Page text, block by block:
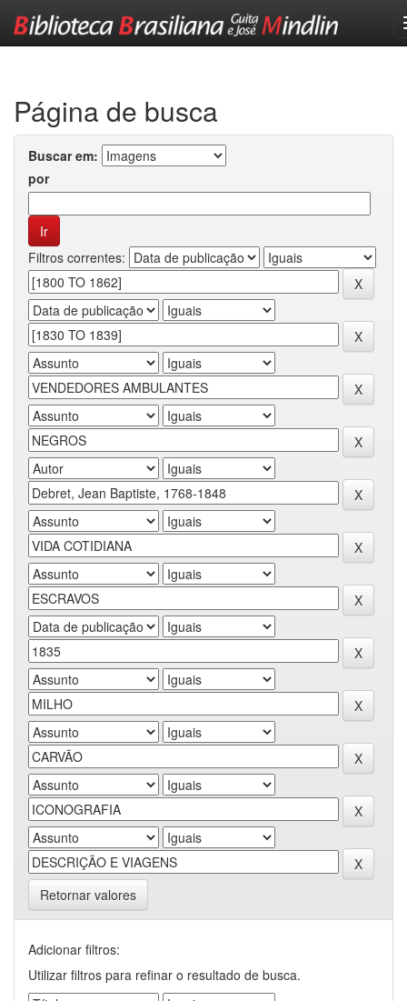
Página de busca
Buscar em:
por
Filtros correntes:
Retornar valores
Adicionar filtros:
Utilizar filtros para refinar o resultado de busca.